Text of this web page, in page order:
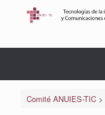
Comité ANUIES-TIC>